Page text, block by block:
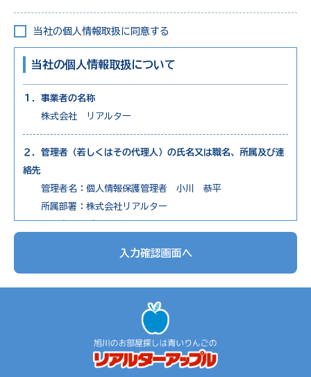
当社の個人情報取扱に同意する
当社の個人情報取扱について
１．事業者の名称
株式会社 リアルター
２．管理者（若しくはその代理人）の氏名又は職名、所属及び連
絡先
管理者名：個人情報保護管理者 小川 恭平
所属部署：株式会社リアルター
３．個人情報の利用目的
4. お問合せやご質問の受付と回答
5. お客様にとって有用と思われる情報の提供
6. サービス内容の分析、向上
入力確認画面へ